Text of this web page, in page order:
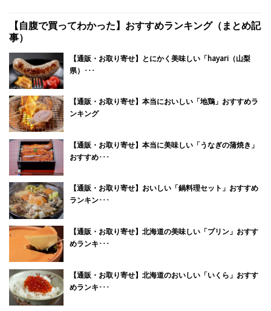
【自腹で買ってわかった】おすすめランキング（まとめ記
事）
【通販・お取り寄せ】とにかく美味しい「hayari（山梨
県）･･･
【通販・お取り寄せ】本当においしい「地鶏」おすすめラ
ンキング
【通販・お取り寄せ】本当に美味しい「うなぎの蒲焼き」
おすすめ･･･
【通販・お取り寄せ】おいしい「鍋料理セット」おすすめ
ランキン･･･
【通販・お取り寄せ】北海道の美味しい「プリン」おすす
めランキ･･･
【通販・お取り寄せ】北海道のおいしい「いくら」おすす
めランキ･･･